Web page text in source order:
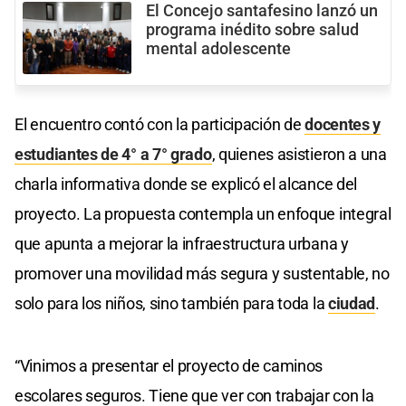
El Concejo santafesino lanzó un
programa inédito sobre salud
mental adolescente
El encuentro contó con la participación dedocentes y
estudiantes de 4° a 7° grado, quienes asistieron a una
charla informativa donde se explicó el alcance del
proyecto. La propuesta contempla un enfoque integral
que apunta a mejorar la infraestructura urbana y
promover una movilidad más segura y sustentable, no
solo para los niños, sino también para toda laciudad.
“Vinimos a presentar el proyecto de caminos
escolares seguros. Tiene que ver con trabajar con la